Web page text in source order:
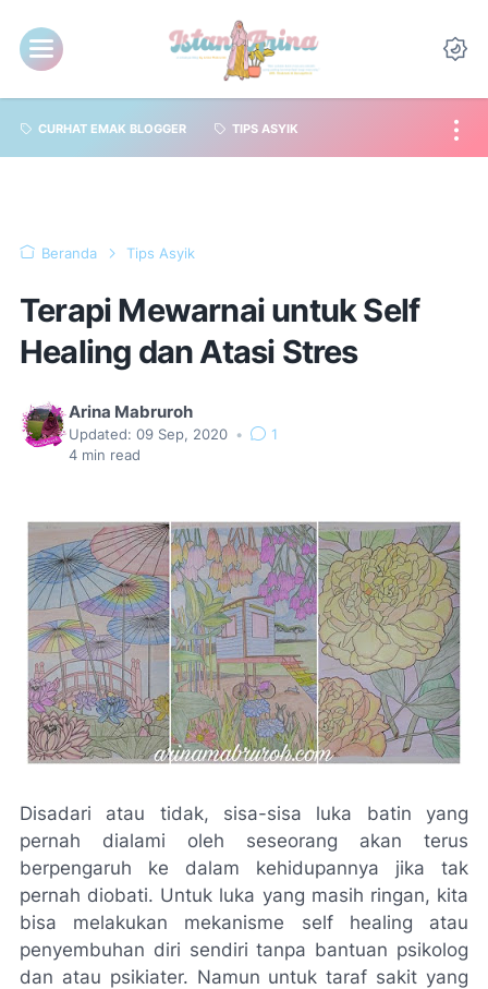
CURHAT EMAK BLOGGER TIPS ASYIK
Beranda Tips Asyik
Terapi Mewarnai untuk Self
Healing dan Atasi Stres
Arina Mabruroh
Updated: 09 Sep, 2020 •
1
4 min read
Disadari atau tidak, sisa-sisa luka batin yang
pernah dialami oleh seseorang akan terus
berpengaruh ke dalam kehidupannya jika tak
pernah diobati. Untuk luka yang masih ringan, kita
bisa melakukan mekanisme self healing atau
penyembuhan diri sendiri tanpa bantuan psikolog
dan atau psikiater. Namun untuk taraf sakit yang